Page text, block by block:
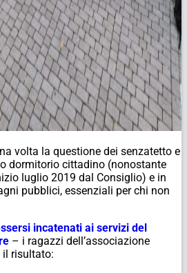
volta la questione dei senzatetto e
dormitorio cittadino (nonostante
luglio 2019 dal Consiglio) e in
pubblici, essenziali per chi non
incatenati ai servizi del
– i ragazzi dell’associazione
il risultato: